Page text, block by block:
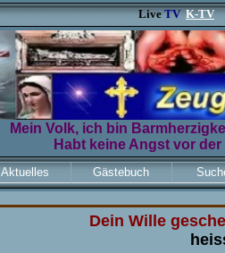
LiveTV K-TV
Mein Volk, ich bin
Habt keine Angst vor
Aktuelles Gästebuch
Dein Wille